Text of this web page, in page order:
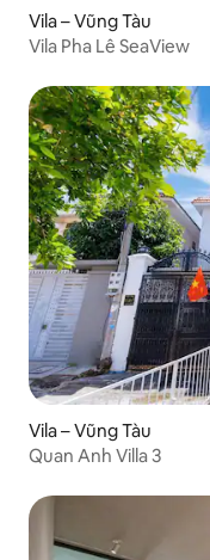
Vila – Vũng Tàu
Vila Pha Lê SeaView
Vila – Vũng Tàu
Quan Anh Villa 3